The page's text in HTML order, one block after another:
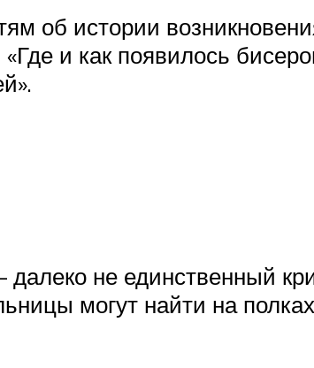
об истории
и как появилось
не единственный
могут найти на